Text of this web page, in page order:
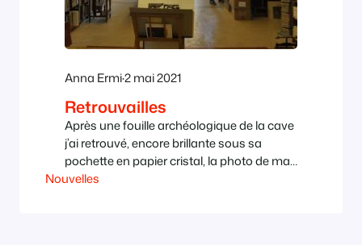
Anna Ermi·2 mai 2021
Retrouvailles
Après une fouille archéologique de la cave
j’ai retrouvé, encore brillante sous sa
pochette en papier cristal, la photo de ma
classe de terminale. Sous les grands
Nouvelles